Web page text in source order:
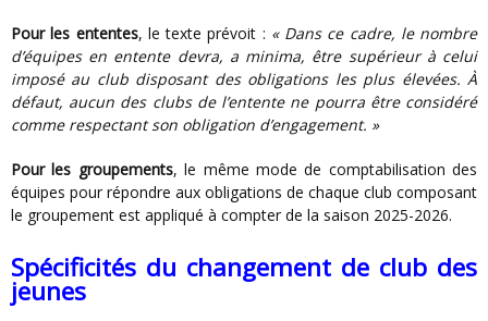
Pour les ententes, le texte prévoit : « Dans ce cadre, le nombre
d’équipes en entente devra, a minima, être supérieur à celui
imposé au club disposant des obligations les plus élevées. À
défaut, aucun des clubs de l’entente ne pourra être considéré
comme respectant son obligation d’engagement. »
Pour les groupements, le même mode de comptabilisation des
équipes pour répondre aux obligations de chaque club composant
le groupement est appliqué à compter de la saison 2025-2026.
Spécificités du changement de club des
jeunes